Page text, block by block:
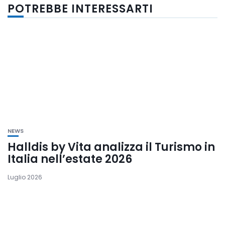
POTREBBE INTERESSARTI
NEWS
Halldis by Vita analizza il Turismo in
Italia nell’estate 2026
Luglio 2026